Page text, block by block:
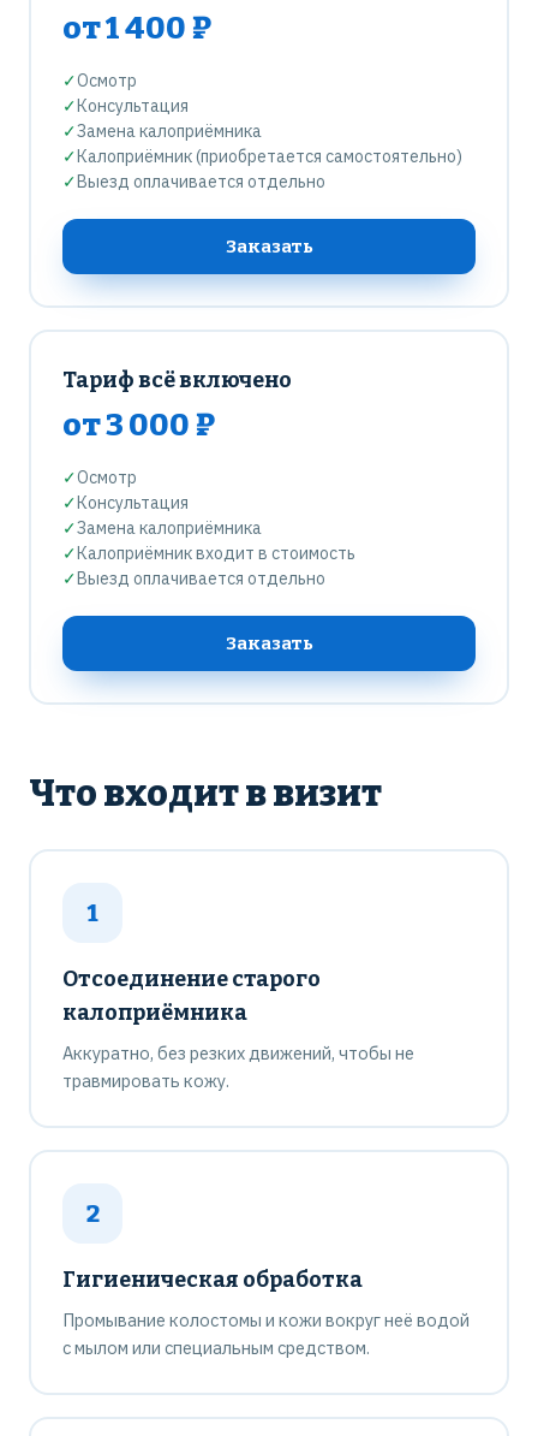
от 1 400 ₽
✓Осмотр
✓Консультация
✓Замена калоприёмника
✓Калоприёмник (приобретается самостоятельно)
✓Выезд оплачивается отдельно
Заказать
Тариф всё включено
от 3 000 ₽
✓Осмотр
✓Консультация
✓Замена калоприёмника
✓Калоприёмник входит в стоимость
✓Выезд оплачивается отдельно
Заказать
Что входит в визит
1
Отсоединение старого
калоприёмника
Аккуратно, без резких движений, чтобы не
травмировать кожу.
2
Гигиеническая обработка
Промывание колостомы и кожи вокруг неё водой
с мылом или специальным средством.